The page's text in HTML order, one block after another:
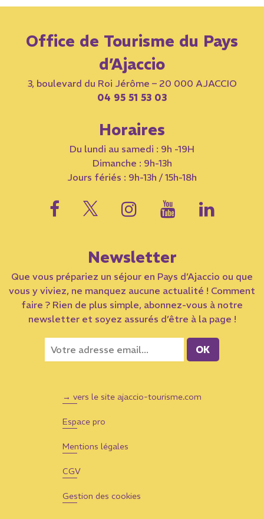
Office de Tourisme du Pays
d’Ajaccio
3, boulevard du Roi Jérôme – 20 000 AJACCIO
04 95 51 53 03
Horaires
Du lundi au samedi : 9h -19H
Dimanche : 9h-13h
Jours fériés : 9h-13h / 15h-18h
Newsletter
Que vous prépariez un séjour en Pays d’Ajaccio ou que
vous y viviez, ne manquez aucune actualité ! Comment
faire ? Rien de plus simple, abonnez-vous à notre
newsletter et soyez assurés d’être à la page !
→ vers le site ajaccio-tourisme.com
Espace pro
Mentions légales
CGV
Gestion des cookies